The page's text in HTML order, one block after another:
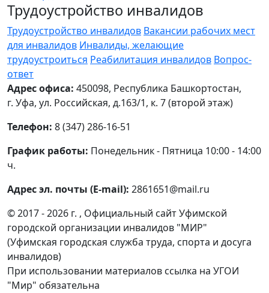
Трудоустройство инвалидов
Трудоустройство инвалидов Вакансии рабочих мест
для инвалидов Инвалиды, желающие
трудоустроиться Реабилитация инвалидов Вопрос-
ответ
Адрес офиса: 450098, Республика Башкортостан,
г. Уфа, ул. Российская, д.163/1, к. 7 (второй этаж)
Телефон: 8 (347) 286-16-51
График работы: Понедельник - Пятница 10:00 - 14:00
ч.
Адрес эл. почты (E-mail): 2861651@mail.ru
© 2017 - 2026 г. , Официальный сайт Уфимской
городской организации инвалидов "МИР"
(Уфимская городская служба труда, спорта и досуга
инвалидов)
При использовании материалов ссылка на УГОИ
"Мир" обязательна